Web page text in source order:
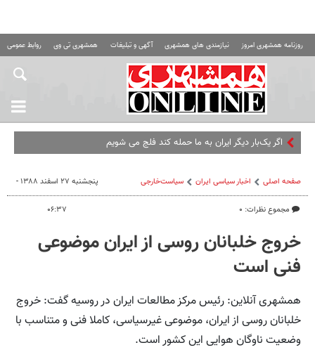
روزنامه همشهری امروز نیازمندی های همشهری آگهی و تبلیغات همشهری تی وی روابط عمومی
اگر یک‌بار دیگر ایران به ما حمله کند فلج می شویم
صفحه اصلی اخبار سیاسی ایران سیاست‌خارجی
مجموع نظرات: ۰
پنجشنبه ۲۷ اسفند ۱۳۸۸ -
۰۶:۳۷
خروج خلبانان روسی از ایران موضوعی
فنی است
همشهری آنلاین: رئیس مرکز مطالعات ایران در روسیه گفت: خروج
خلبانان روسی از ایران، موضوعی غیرسیاسی، کاملا فنی و متناسب با
وضعیت ناوگان هوایی این کشور است.